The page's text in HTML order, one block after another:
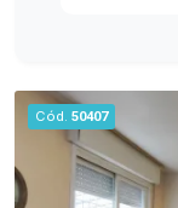
Receita
uma das
Além da
acesso a
Cód. 50407